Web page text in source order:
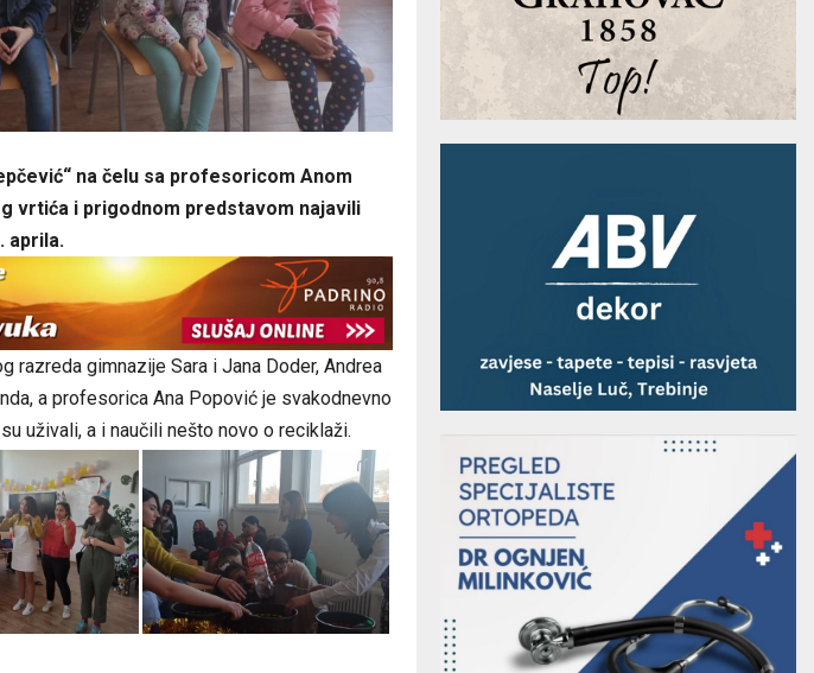
na čelu sa profesoricom Anom
vrtića i prigodnom predstavom najavili
aprila.
razreda gimnazije Sara i Jana Doder, Andrea
a profesorica Ana Popović je svakodnevno
uživali, a i naučili nešto novo o reciklaži.